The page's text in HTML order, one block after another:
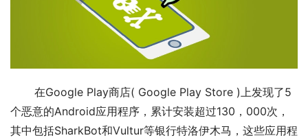
个恶意的Android应用程序，累计安装超过130，000次，
其中包括SharkBot和Vultur等银行特洛伊木马，这些应用程